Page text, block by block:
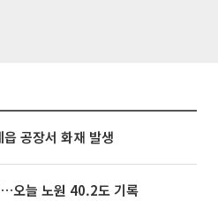
공장서 화재 발생
오늘 노원 40.2도 기록